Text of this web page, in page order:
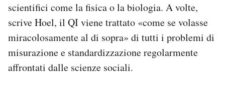
scientifici come la fisica o la biologia. A volte,
scrive Hoel, il QI viene trattato «come se volasse
miracolosamente al di sopra» di tutti i problemi di
misurazione e standardizzazione regolarmente
affrontati dalle scienze sociali.